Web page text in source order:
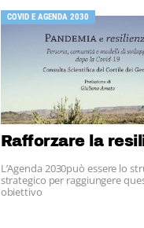
COVID E AGENDA 2030
Rafforzare la
L’Agenda 2030può essere lo
strategico per raggiungere
obiettivo